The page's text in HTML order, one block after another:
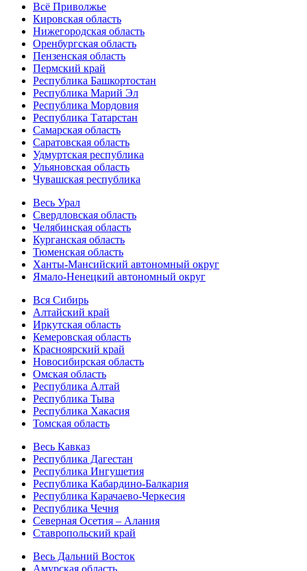
Всё Приволжье
Кировская область
Нижегородская область
Оренбургская область
Пензенская область
Пермский край
Республика Башкортостан
Республика Марий Эл
Республика Мордовия
Республика Татарстан
Самарская область
Саратовская область
Удмуртская республика
Ульяновская область
Чувашская республика
Весь Урал
Свердловская область
Челябинская область
Курганская область
Тюменская область
Ханты-Мансийский автономный округ
Ямало-Ненецкий автономный округ
Вся Сибирь
Алтайский край
Иркутская область
Кемеровская область
Красноярский край
Новосибирская область
Омская область
Республика Алтай
Республика Тыва
Республика Хакасия
Томская область
Весь Кавказ
Республика Дагестан
Республика Ингушетия
Республика Кабардино-Балкария
Республика Карачаево-Черкесия
Республика Чечня
Северная Осетия – Алания
Ставропольский край
Весь Дальний Восток
Амурская область